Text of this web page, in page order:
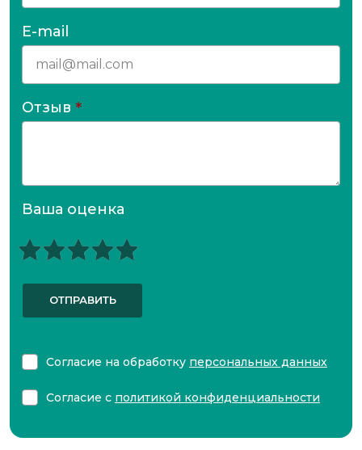
E-mail
Отзыв *
Ваша оценка
ОТПРАВИТЬ
Согласие на обработку персональных данных
Согласие с политикой конфиденциальности